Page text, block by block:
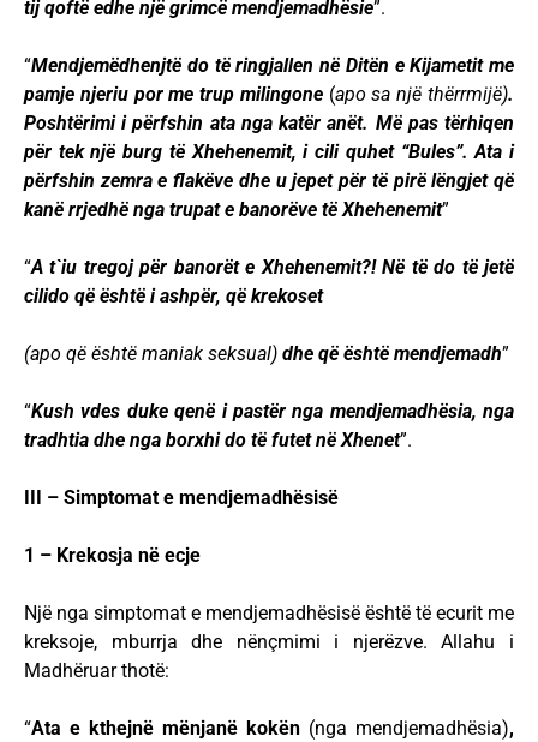
tij qoftë edhe një grimcë mendjemadhësie”.
“Mendjemëdhenjtë do të ringjallen në Ditën e Kijametit me
pamje njeriu por me trup milingone(apo sa një thërrmijë).
Poshtërimi i përfshin ata nga katër anët. Më pas tërhiqen
për tek një burg të Xhehenemit, i cili quhet “Bules”. Ata i
përfshin zemra e flakëve dhe u jepet për të pirë lëngjet që
kanë rrjedhë nga trupat e banorëve të Xhehenemit”
“A t`iu tregoj për banorët e Xhehenemit?! Në të do të jetë
cilido që është i ashpër, që krekoset
(apo që është maniak seksual) dhe që është mendjemadh”
“Kush vdes duke qenë i pastër nga mendjemadhësia, nga
tradhtia dhe nga borxhi do të futet në Xhenet”.
III – Simptomat e mendjemadhësisë
1 – Krekosja në ecje
Një nga simptomat e mendjemadhësisë është të ecurit me
kreksoje, mburrja dhe nënçmimi i njerëzve. Allahu i
Madhëruar thotë:
“Ata e kthejnë mënjanë kokën (nga mendjemadhësia),